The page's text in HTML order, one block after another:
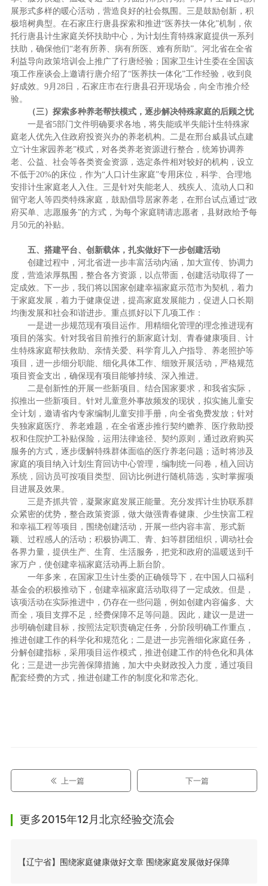
展形式多样的暖心活动，营造良好的社会氛围。三是鼓励创新，积
极培树典型。在石家庄行唐县探索和推进“医养扶一体化”机制，依
托行唐县计生家庭关怀扶助中心，为计划生育特殊家庭提供一系列
扶助，确保他们“老有所养、病有所医、难有所助”。河北省在全省
利益导向政策培训会上推广了行唐经验；国家卫生计生委在全国该
项工作座谈会上邀请行唐介绍了“医养扶一体化”工作经验，收到良
好成效。9月28日，石家庄市在行唐县召开现场会，向全市推介经
验。
（三）探索多种养老帮扶模式，逐步解决特殊家庭的后顾之忧
一是省5部门文件明确要求各地，将失能或半失能计生特殊家
庭老人优先入住政府投资兴办的养老机构。二是在邢台威县试点建
立“计生家园养老”模式，对各类养老资源进行整合，统筹协调养
老、公益、社会等各类资金资源，选定条件相对较好的机构，设立
不低于20%的床位，作为“人口计生家庭”专用床位，科学、合理地
安排计生家庭老人入住。三是针对失能老人、残疾人、流动人口和
留守老人等四类特殊家庭，鼓励倡导居家养老，在邢台试点通过“政
府买单、志愿服务”的方式，为每个家庭聘请志愿者，县财政给予每
月50元的补贴。
五、搭建平台、创新载体，扎实做好下一步创建活动
创建过程中，河北省进一步丰富活动内涵，加大宣传、协调力
度，营造浓厚氛围，整合各方资源，以点带面，创建活动取得了一
定成效。下一步，我们将以国家创建幸福家庭示范市为契机，着力
于家庭发展，着力于健康促进，提高家庭发展能力，促进人口长期
均衡发展和社会和谐进步。重点抓好以下几项工作：
一是进一步规范现有项目运作。用精细化管理的理念推进现有
项目的落实。针对我省目前推行的新家庭计划、青春健康项目、计
生特殊家庭帮扶救助、亲情关爱、科学育儿入户指导、养老照护等
项目，进一步细分职能、细化具体工作、细致开展活动，严格规范
项目资金支出，确保现有项目能够持续、深入推进。
二是创新性的开展一些新项目。结合国家要求，和我省实际，
拟推出一些新项目。针对儿童意外事故频发的现状，拟实施儿童安
全计划，邀请省内专家编制儿童安排手册，向全省免费发放；针对
失独家庭医疗、养老难题，在全省逐步推行契约赡养、医疗救助授
权和住院护工补贴保险，运用法律途径、契约原则，通过政府购买
服务的方式，逐步缓解特殊群体面临的医疗养老问题；适时将涉及
家庭的项目纳入计划生育回访中心管理，编制统一问卷，植入回访
系统，回访员可按项目类型、回访比例进行随机筛选，实时掌握项
目进展及效果。
三是齐抓共管，凝聚家庭发展正能量。充分发挥计生协联系群
众紧密的优势，整合政策资源，做大做强青春健康、少生快富工程
和幸福工程等项目，围绕创建活动，开展一些内容丰富、形式新
颖、过程感人的活动；积极协调工、青、妇等群团组织，调动社会
各界力量，提供生产、生育、生活服务，把党和政府的温暖送到千
家万户，使创建幸福家庭活动再上新台阶。
一年多来，在国家卫生计生委的正确领导下，在中国人口福利
基金会的积极推动下，创建幸福家庭活动取得了一定成效。但是，
该项活动在实际推进中，仍存在一些问题，例如创建内容偏多、大
而全，项目支撑不足，经费保障不足等问题。因此，建议一是进一
步明确创建目标，按照法定职责确定任务，分阶段明确工作重点，
推进创建工作的科学化和规范化；二是进一步完善细化家庭任务，
分解创建指标，采用项目运作模式，推进创建工作的特色化和具体
化；三是进一步完善保障措施，加大中央财政投入力度，通过项目
配套经费的方式，推进创建工作的制度化和常态化。
上一篇 下一篇
更多2015年12月北京经验交流会
【辽宁省】围绕家庭健康做好文章 围绕家庭发展做好保障